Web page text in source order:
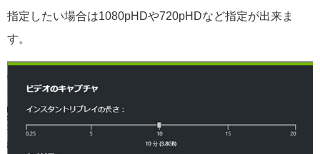
指定したい場合は1080pHDや720pHDなど指定が出来ま
す。